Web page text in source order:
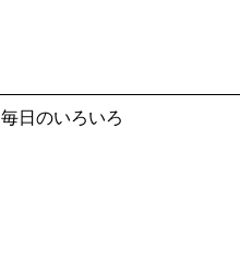
毎日のいろいろ